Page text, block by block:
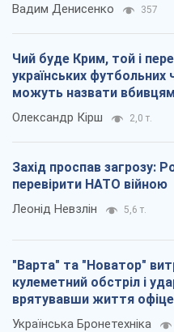
Вадим Денисенко 357
Чий буде Крим, той і
українських футбольних
можуть назвати
Олександр Кірш 2,0 т.
Захід проспав загрозу:
перевірити НАТО війною
Леонід Невзлін 5,6 т.
"Варта" та "Новатор"
кулеметний обстріл і
врятувавши життя
Українська Бронетехніка